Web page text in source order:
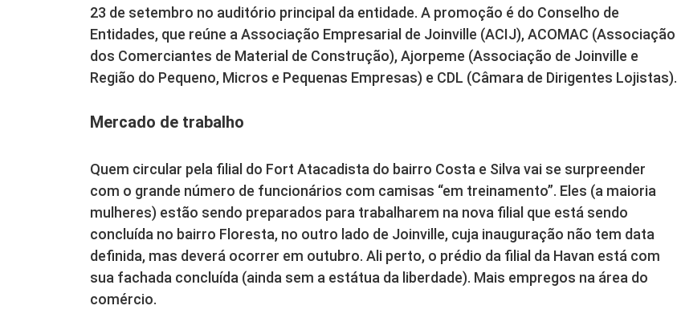
23 de setembro no auditório principal da entidade. A promoção é do Conselho de
Entidades, que reúne a Associação Empresarial de Joinville (ACIJ), ACOMAC (Associação
dos Comerciantes de Material de Construção), Ajorpeme (Associação de Joinville e
Região do Pequeno, Micros e Pequenas Empresas) e CDL (Câmara de Dirigentes Lojistas).
Mercado de trabalho
Quem circular pela filial do Fort Atacadista do bairro Costa e Silva vai se surpreender
com o grande número de funcionários com camisas “em treinamento”. Eles (a maioria
mulheres) estão sendo preparados para trabalharem na nova filial que está sendo
concluída no bairro Floresta, no outro lado de Joinville, cuja inauguração não tem data
definida, mas deverá ocorrer em outubro. Ali perto, o prédio da filial da Havan está com
sua fachada concluída (ainda sem a estátua da liberdade). Mais empregos na área do
comércio.